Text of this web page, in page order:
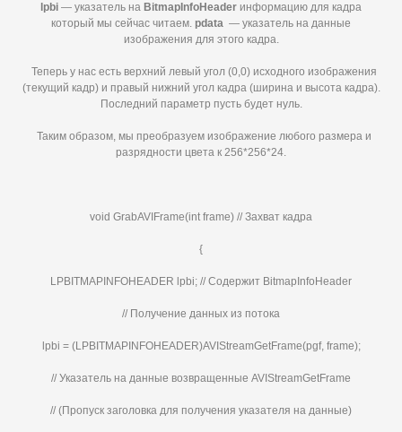
lpbi — указатель на BitmapInfoHeader информацию для кадра
который мы сейчас читаем. pdata — указатель на данные
изображения для этого кадра.
Теперь у нас есть верхний левый угол (0,0) исходного изображения
(текущий кадр) и правый нижний угол кадра (ширина и высота кадра).
Последний параметр пусть будет нуль.
Таким образом, мы преобразуем изображение любого размера и
разрядности цвета к 256*256*24.
void GrabAVIFrame(int frame) // Захват кадра
{
LPBITMAPINFOHEADER lpbi; // Содержит BitmapInfoHeader
// Получение данных из потока
lpbi = (LPBITMAPINFOHEADER)AVIStreamGetFrame(pgf, frame);
// Указатель на данные возвращенные AVIStreamGetFrame
// (Пропуск заголовка для получения указателя на данные)